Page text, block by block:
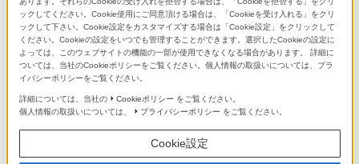
ご利用の前に
ソニーストア 店舗のご案内
ソニーショップ（ソニーストア取次店）のご案内
ソニーストアの特典・サービス
ックしてください。Cookie使用にご同意頂ける場合は、「Cookieを受け入れる」をクリ
ックして下さい。Cookie設定をカスタマイズする場合は「Cookie設定」をクリックして
ください。Cookieの設定をいつでも管理することができます。選択したCookieの設定に
よっては、このウェブサイトの機能の一部が使用できなくなる場合があります。 詳細に
ついては、当社のCookieポリシーをご覧ください。個人情報の取扱いについては、プラ
イバシーポリシーをご覧ください。
詳細については、当社の Cookieポリシー をご覧ください。
個人情報の取扱いについては、
プライバシーポリシー をご覧ください。
Cookie設定